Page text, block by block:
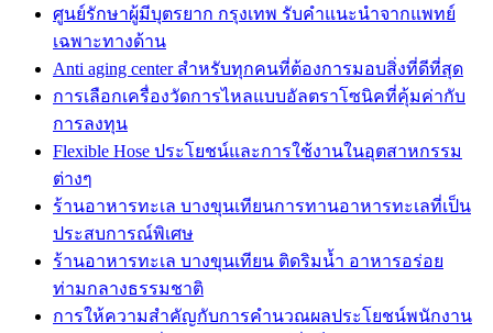
ศูนย์รักษาผู้มีบุตรยาก กรุงเทพ รับคำแนะนำจากแพทย์
เฉพาะทางด้าน
Anti aging center สำหรับทุกคนที่ต้องการมอบสิ่งที่ดีที่สุด
การเลือกเครื่องวัดการไหลแบบอัลตราโซนิคที่คุ้มค่ากับ
การลงทุน
Flexible Hose ประโยชน์และการใช้งานในอุตสาหกรรม
ต่างๆ
ร้านอาหารทะเล บางขุนเทียนการทานอาหารทะเลที่เป็น
ประสบการณ์พิเศษ
ร้านอาหารทะเล บางขุนเทียน ติดริมน้ำ อาหารอร่อย
ท่ามกลางธรรมชาติ
การให้ความสำคัญกับการคำนวณผลประโยชน์พนักงาน